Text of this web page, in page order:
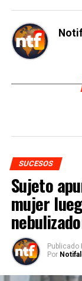
SUCESOS
Sujeto
mujer
Publicado
Por